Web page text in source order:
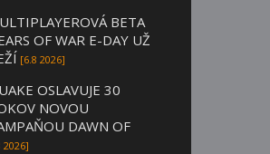
BETA
OF WAR E-DAY UŽ
[6.8 2026]
OSLAVUJE 30
NOVOU
DAWN OF
2026]